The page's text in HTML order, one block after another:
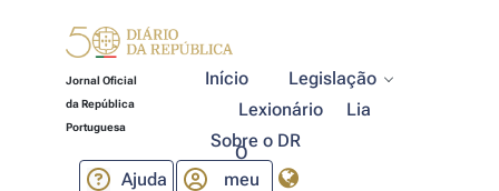
Jornal Oficial
da República
Portuguesa
Início
Legislação
Lexionário
Lia
Sobre o DR
Ajuda
O
meu